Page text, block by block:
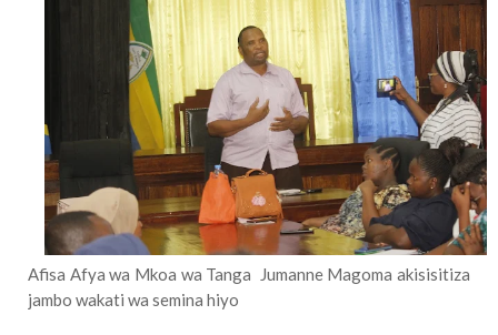
Afisa Afya wa Mkoa wa Tanga Jumanne Magoma akisisitiza
jambo wakati wa semina hiyo